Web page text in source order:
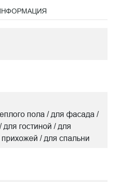
пола / для фасада /
гостиной / для
/ для спальни